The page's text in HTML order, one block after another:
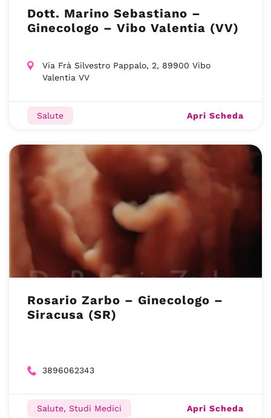
Dott. Marino Sebastiano –
Ginecologo – Vibo Valentia (VV)
Via Frà Silvestro Pappalo, 2, 89900 Vibo
Valentia VV
Salute Apri Scheda
Rosario Zarbo – Ginecologo –
Siracusa (SR)
3896062343
Salute, Studi Medici Apri Scheda